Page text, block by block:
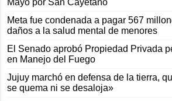
Meta fue condenada a pagar 567
daños a la salud mental de menores
El Senado aprobó Propiedad Privada
en Manejo del Fuego
Jujuy marchó en defensa de la tierra,
se quema ni se desaloja»